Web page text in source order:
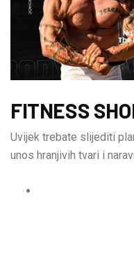
FITNESS
Uvijek trebate slijediti
unos hranjivih tvari i